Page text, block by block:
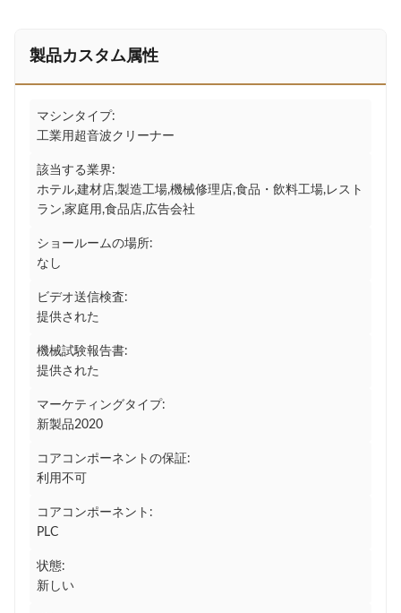
製品カスタム属性
マシンタイプ:
工業用超音波クリーナー
該当する業界:
ホテル,建材店,製造工場,機械修理店,食品・飲料工場,レスト
ラン,家庭用,食品店,広告会社
ショールームの場所:
なし
ビデオ送信検査:
提供された
機械試験報告書:
提供された
マーケティングタイプ:
新製品2020
コアコンポーネントの保証:
利用不可
コアコンポーネント:
PLC
状態:
新しい